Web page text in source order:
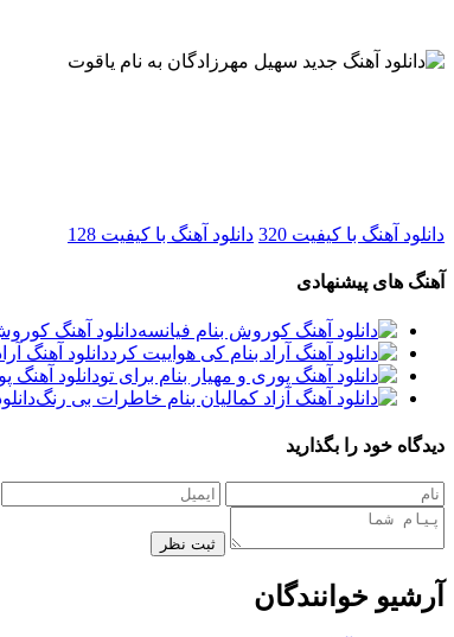
دانلود آهنگ با کیفیت 320 دانلود آهنگ با کیفیت 128
آهنگ های پیشنهادی
دانلود آهنگ
دانلود آهنگ
دانلود آهنگ
دیدگاه خود را بگذارید
ثبت نظر
آرشیو خوانندگان